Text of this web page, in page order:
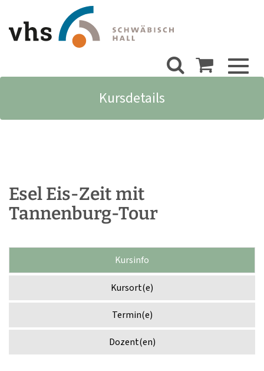
Kursdetails
Esel Eis-Zeit mit
Tannenburg-Tour
Kursinfo
Kursort(e)
Termin(e)
Dozent(en)